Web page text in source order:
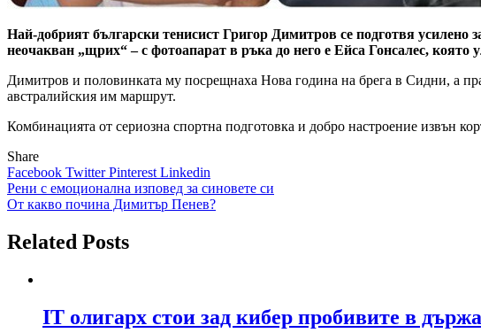
Най-добрият български тенисист Григор Димитров се подготвя
неочакван „щрих“ – с фотоапарат в ръка до него е Ейса Гонсалес,
Димитров и половинката му посрещнаха Нова година на брега в Сидни, а
австралийския им маршрут.
Комбинацията от сериозна спортна подготовка и добро настроение извън
Share
Facebook TwitterPinterest Linkedin
Навигация
Рени с емоционална изповед за синовете си
От какво почина Димитър Пенев?
Related Posts
IT олигарх стои зад кибер пробивите в